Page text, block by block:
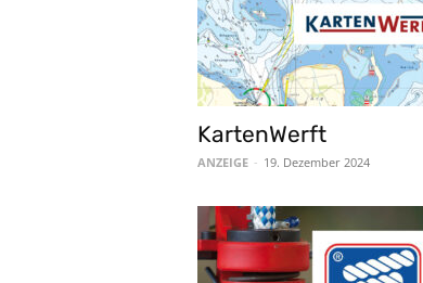
KartenWerft
ANZEIGE - 19. Dezember 2024